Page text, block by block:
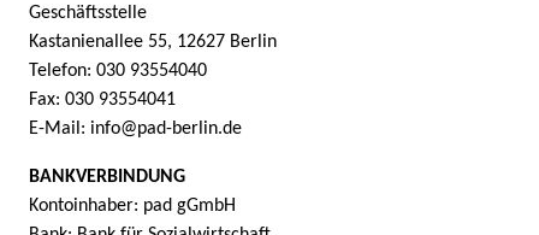
Geschäftsstelle
Kastanienallee 55, 12627 Berlin
Telefon: 030 93554040
Fax: 030 93554041
E-Mail: info@pad-berlin.de
BANKVERBINDUNG
Kontoinhaber: pad gGmbH